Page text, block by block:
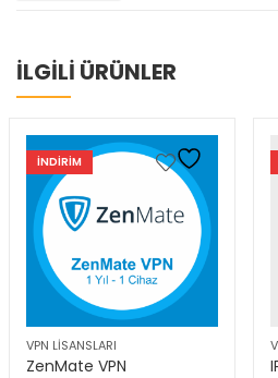
İLGİLİ ÜRÜNLER
INDIRIM
VPN LISANSLARI
ZenMate VPN